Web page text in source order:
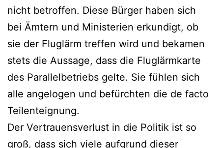
nicht betroffen. Diese Bürger haben sich
bei Ämtern und Ministerien erkundigt, ob
sie der Fluglärm treffen wird und bekamen
stets die Aussage, dass die Fluglärmkarte
des Parallelbetriebs gelte. Sie fühlen sich
alle angelogen und befürchten die de facto
Teilenteignung.
Der Vertrauensverlust in die Politik ist so
groß, dass sich viele aufgrund dieser